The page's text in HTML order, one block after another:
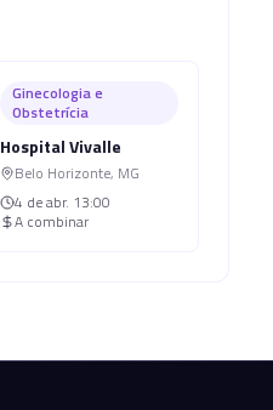
Ginecologia e
Obstetrícia
Hospital Vivalle
Belo Horizonte, MG
4 de abr. 13:00
A combinar